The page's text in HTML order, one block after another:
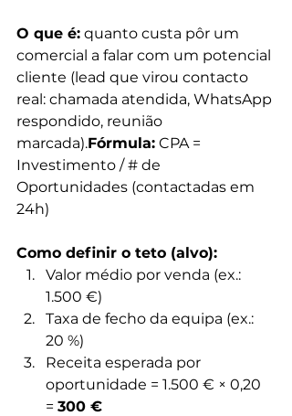
O que é: quanto custa pôr um
comercial a falar com um potencial
cliente (lead que virou contacto
real: chamada atendida, WhatsApp
respondido, reunião
marcada).Fórmula: CPA =
Investimento / # de
Oportunidades (contactadas em
24h)
Como definir o teto (alvo):
Valor médio por venda (ex.:
1.500 €)
Taxa de fecho da equipa (ex.:
20 %)
Receita esperada por
oportunidade = 1.500 € × 0,20
= 300 €